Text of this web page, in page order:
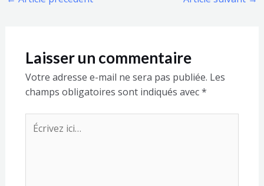
Laisser un commentaire
Votre adresse e-mail ne sera pas publiée. Les
champs obligatoires sont indiqués avec*
Écrivez
ici…